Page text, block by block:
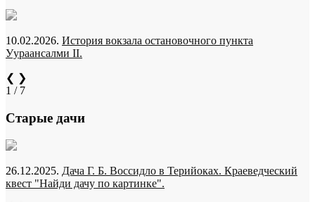
10.02.2026. История вокзала остановочного пункта
Уураансалми II.
❮ ❯
1 / 7
Старые дачи
26.12.2025. Дача Г. Б. Воссидло в Терийоках. Краеведческий
квест "Найди дачу по картинке".